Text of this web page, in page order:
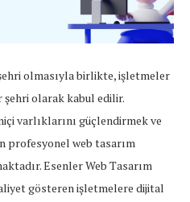
olmasıyla birlikte, işletmeler
olarak kabul edilir.
varlıklarını güçlendirmek ve
profesyonel web tasarım
Esenler Web Tasarım
gösteren işletmelere dijital